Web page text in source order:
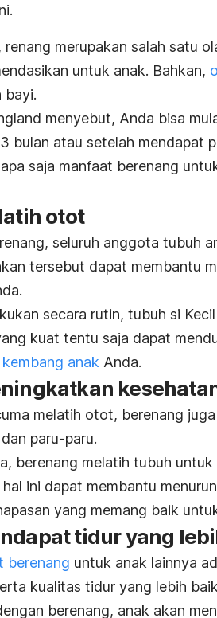
renang merupakan salah satu
untuk anak. Bahkan,
bayi.
menyebut, Anda bisa
bulan atau setelah mendapat
saja manfaat berenang
otot
seluruh anggota tubuh
tersebut dapat membantu
secara rutin, tubuh si
kuat tentu saja dapat
anak Anda.
melatih otot, berenang
paru-paru.
berenang melatih tubuh
hal ini dapat membantu
yang memang baik
tidur yang
berenang untuk anak lainnya
kualitas tidur yang lebih
berenang, anak akan